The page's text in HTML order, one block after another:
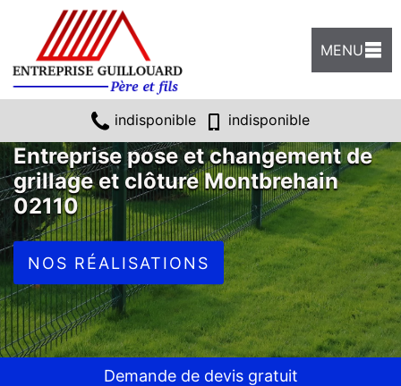
MENU
indisponible indisponible
Entreprise pose et changement de
grillage et clôture Montbrehain
02110
NOS RÉALISATIONS
Demande de devis gratuit